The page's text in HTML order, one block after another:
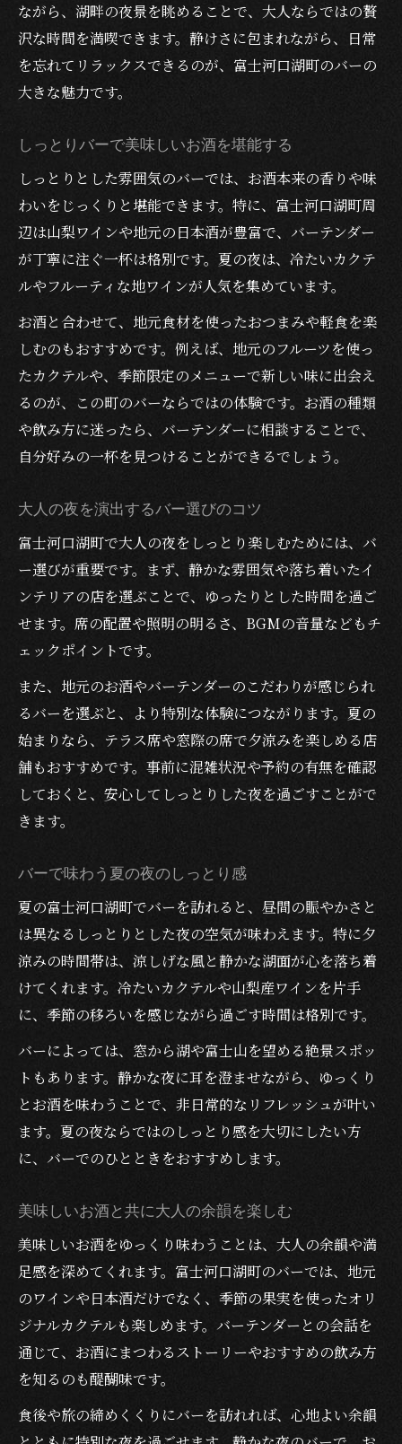
ながら、湖畔の夜景を眺めることで、大人ならではの贅
沢な時間を満喫できます。静けさに包まれながら、日常
を忘れてリラックスできるのが、富士河口湖町のバーの
大きな魅力です。
しっとりバーで美味しいお酒を堪能する
しっとりとした雰囲気のバーでは、お酒本来の香りや味
わいをじっくりと堪能できます。特に、富士河口湖町周
辺は山梨ワインや地元の日本酒が豊富で、バーテンダー
が丁寧に注ぐ一杯は格別です。夏の夜は、冷たいカクテ
ルやフルーティな地ワインが人気を集めています。
お酒と合わせて、地元食材を使ったおつまみや軽食を楽
しむのもおすすめです。例えば、地元のフルーツを使っ
たカクテルや、季節限定のメニューで新しい味に出会え
るのが、この町のバーならではの体験です。お酒の種類
や飲み方に迷ったら、バーテンダーに相談することで、
自分好みの一杯を見つけることができるでしょう。
大人の夜を演出するバー選びのコツ
富士河口湖町で大人の夜をしっとり楽しむためには、バ
ー選びが重要です。まず、静かな雰囲気や落ち着いたイ
ンテリアの店を選ぶことで、ゆったりとした時間を過ご
せます。席の配置や照明の明るさ、BGMの音量などもチ
ェックポイントです。
また、地元のお酒やバーテンダーのこだわりが感じられ
るバーを選ぶと、より特別な体験につながります。夏の
始まりなら、テラス席や窓際の席で夕涼みを楽しめる店
舗もおすすめです。事前に混雑状況や予約の有無を確認
しておくと、安心してしっとりした夜を過ごすことがで
きます。
バーで味わう夏の夜のしっとり感
夏の富士河口湖町でバーを訪れると、昼間の賑やかさと
は異なるしっとりとした夜の空気が味わえます。特に夕
涼みの時間帯は、涼しげな風と静かな湖面が心を落ち着
けてくれます。冷たいカクテルや山梨産ワインを片手
に、季節の移ろいを感じながら過ごす時間は格別です。
バーによっては、窓から湖や富士山を望める絶景スポッ
トもあります。静かな夜に耳を澄ませながら、ゆっくり
とお酒を味わうことで、非日常的なリフレッシュが叶い
ます。夏の夜ならではのしっとり感を大切にしたい方
に、バーでのひとときをおすすめします。
美味しいお酒と共に大人の余韻を楽しむ
美味しいお酒をゆっくり味わうことは、大人の余韻や満
足感を深めてくれます。富士河口湖町のバーでは、地元
のワインや日本酒だけでなく、季節の果実を使ったオリ
ジナルカクテルも楽しめます。バーテンダーとの会話を
通じて、お酒にまつわるストーリーやおすすめの飲み方
を知るのも醍醐味です。
食後や旅の締めくくりにバーを訪れれば、心地よい余韻